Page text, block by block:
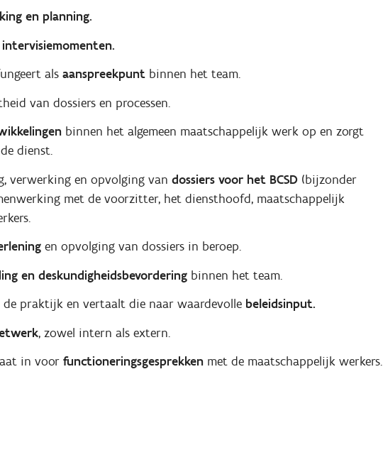
en planning.
als aanspreekpuntbinnen het team.
van dossiers en processen.
binnen het algemeen maatschappelijk werk op en zorgt
dienst.
verwerking en opvolging van dossiers voor het BCSD (bijzonder
met de voorzitter, het diensthoofd, maatschappelijk
en opvolging van dossiers in beroep.
en deskundigheidsbevorderingbinnen het team.
praktijk en vertaalt die naar waardevolle beleidsinput.
, zowel intern als extern.
in voor functioneringsgesprekken met de maatschappelijk werkers.